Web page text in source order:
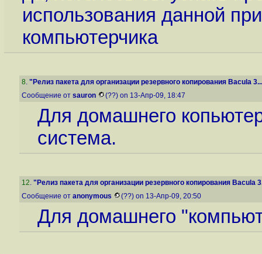
использования данной
компьютерчика
8. "Релиз пакета для организации резервного копирования Bacula
Сообщение от sauron (??) on 13-Апр-09, 18:47
Для домашнего
система.
12. "Релиз пакета для организации резервного копирования Bacula
Сообщение от anonymous (??) on 13-Апр-09, 20:50
Для домашнего